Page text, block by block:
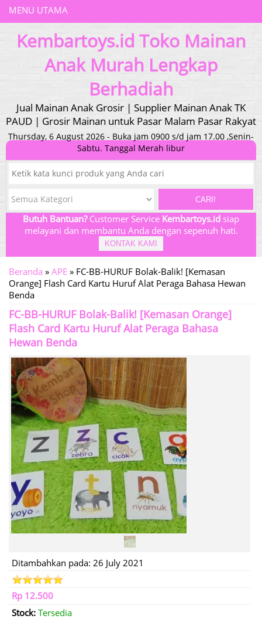
MENU UTAMA
Kembartoys.id Toko Mainan
Anak Murah Lengkap
Berhadiah
Jual Mainan Anak Grosir | Supplier Mainan Anak TK
PAUD | Grosir Mainan untuk Pasar Malam Pasar Rakyat
Thursday, 6 August 2026 - Buka jam 0900 s/d jam 17.00 ,Senin-
Sabtu. Tanggal Merah libur
CARI!
Butuh Bantuan?Customer Service Kembartoys.id siap
melayani dan membantu Anda dengan sepenuh hati.
KONTAK KAMI
Beranda » APE » FC-BB-HURUF Bolak-Balik! [Kemasan
Orange] Flash Card Kartu Huruf Alat Peraga Bahasa Hewan
Benda
FC-BB-HURUF Bolak-Balik! [Kemasan Orange]
Flash Card Kartu Huruf Alat Peraga Bahasa
Hewan Benda
Ditambahkan pada: 26 July 2021
Rp 12.500
Stock: Tersedia